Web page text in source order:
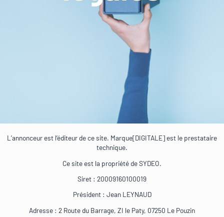
L’annonceur est l’éditeur de ce site. Marque[DIGITALE] est le prestataire
technique.
Ce site est la propriété de SYDEO.
Siret : 20009160100019
Président : Jean LEYNAUD
Adresse : 2 Route du Barrage, ZI le Paty, 07250 Le Pouzin